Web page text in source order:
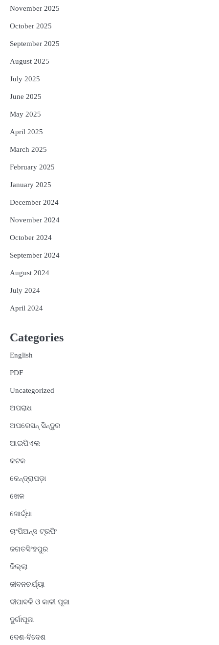
November 2025
October 2025
September 2025
August 2025
July 2025
June 2025
May 2025
April 2025
March 2025
February 2025
January 2025
December 2024
November 2024
October 2024
September 2024
August 2024
July 2024
April 2024
Categories
English
PDF
Uncategorized
ଅପରାଧ
ଅପରେସନ୍ ସିନ୍ଦୁର
ଆଇପିଏଲ
କଟକ
କେନ୍ଦ୍ରାପଡ଼ା
ଖେଳ
ଖୋର୍ଦ୍ଧା
ଚାଂପିଅନ୍ସ ଟ୍ରଫି
ଜଗତସିଂହପୁର
ଜିଲ୍ଲା
ଜୀବନଚର୍ଯ୍ୟା
ଦୀପାବଳି ଓ କାଳୀ ପୂଜା
ଦୁର୍ଗାପୂଜା
ଦେଶ-ବିଦେଶ